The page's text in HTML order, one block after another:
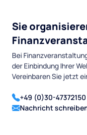
Sie
Bei
der Einbindung Ihrer
Vereinbaren Sie jetzt
+49 (0)30-47372150
Nachricht